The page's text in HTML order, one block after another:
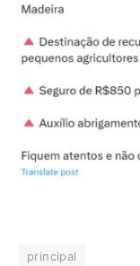
principal